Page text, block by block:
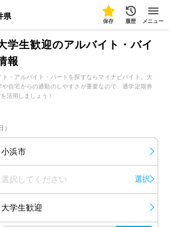
県
保存 履歴 メニュー
学生歓迎のアルバイト・バイ
報
・アルバイト・パートを探すならマイナビバイト。大
自宅からの通勤のしやすさが重要なので、通学定期券
活用しましょう！
）
小浜市
選択してください 選択
大学生歓迎